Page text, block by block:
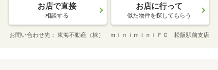
お店で直接
相談する
お店に行って
似た物件を探してもらう
お問い合わせ先 東海不動産（株） ｍｉｎｉｍｉｎｉＦＣ 松阪駅前支店